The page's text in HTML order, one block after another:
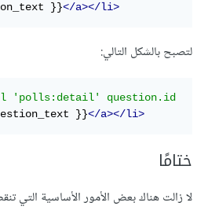
text }}</a></li>
لتصبح بالشكل التالي:
'polls:detail' question.id
text }}</a></li>
ختامًا
لا زالت هناك بعض اﻷمور اﻷساسية التي